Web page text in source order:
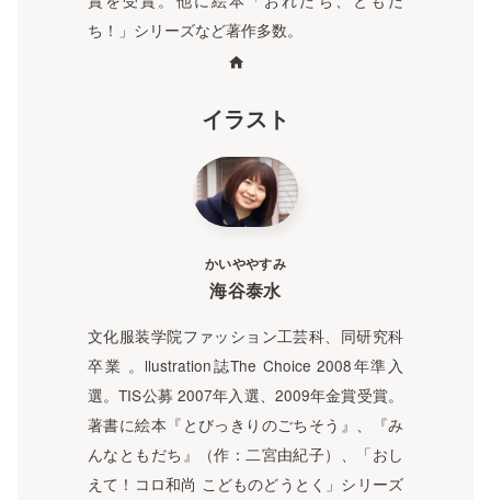
ち！」シリーズなど著作多数。
イラスト
かいややすみ
海谷泰水
文化服装学院ファッション工芸科、同研究科
卒業 。llustration誌The Choice 2008年準入
選。TIS公募 2007年入選、2009年金賞受賞。
著書に絵本『とびっきりのごちそう』、『み
んなともだち』（作：二宮由紀子）、「おし
えて！コロ和尚 こどものどうとく」シリーズ